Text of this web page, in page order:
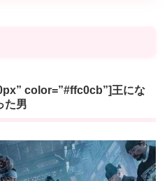
color=”#ffc0cb”]王にな
た男